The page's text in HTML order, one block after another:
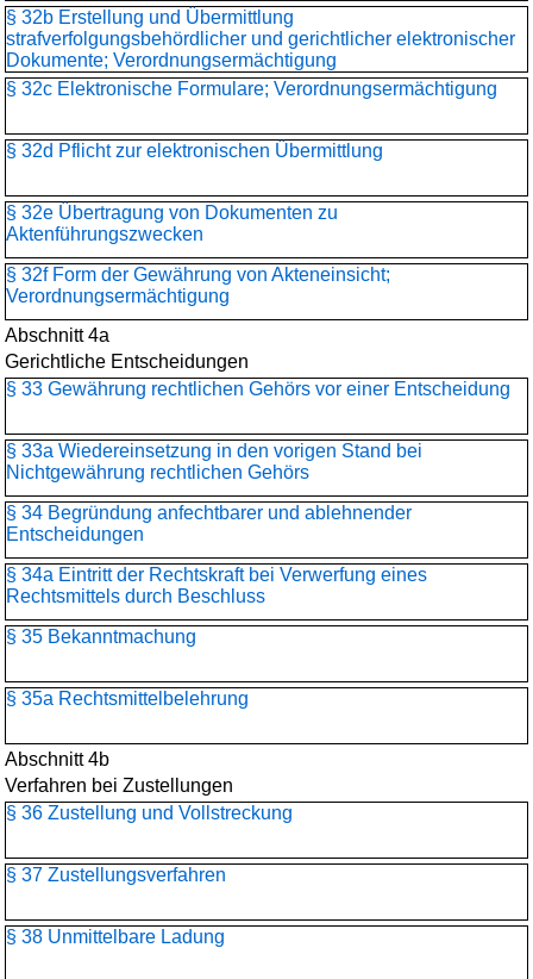
§ 32b Erstellung und Übermittlung
strafverfolgungsbehördlicher und gerichtlicher elektronischer
Dokumente; Verordnungsermächtigung
§ 32c Elektronische Formulare; Verordnungsermächtigung
§ 32d Pflicht zur elektronischen Übermittlung
§ 32e Übertragung von Dokumenten zu
Aktenführungszwecken
§ 32f Form der Gewährung von Akteneinsicht;
Verordnungsermächtigung
Abschnitt 4a
Gerichtliche Entscheidungen
§ 33 Gewährung rechtlichen Gehörs vor einer Entscheidung
§ 33a Wiedereinsetzung in den vorigen Stand bei
Nichtgewährung rechtlichen Gehörs
§ 34 Begründung anfechtbarer und ablehnender
Entscheidungen
§ 34a Eintritt der Rechtskraft bei Verwerfung eines
Rechtsmittels durch Beschluss
§ 35 Bekanntmachung
§ 35a Rechtsmittelbelehrung
Abschnitt 4b
Verfahren bei Zustellungen
§ 36 Zustellung und Vollstreckung
§ 37 Zustellungsverfahren
§ 38 Unmittelbare Ladung